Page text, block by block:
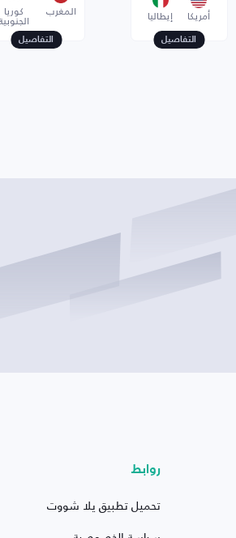
أمريكا إيطاليا
التفاصيل
المغرب كوريا
التفاصيل
روابط
تحميل تطبيق يلا شووت